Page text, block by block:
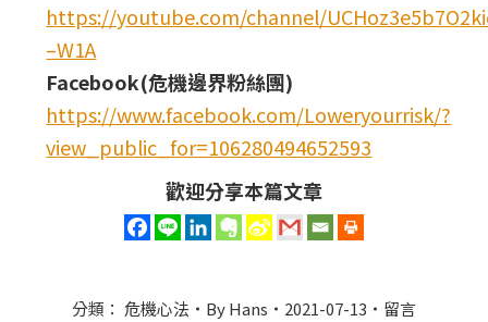
https://youtube.com/channel/
–W1A
Facebook(危機邊界粉絲團)
https://www.facebook.com/Loweryourrisk/?
view_public_for=106280494652593
歡迎分享本篇文章
分類： 危機心法 ByHans 2021-07-13
留言